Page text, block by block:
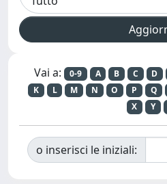
Vai a: 0-9 A B C D
K
L M N O P Q
X
Y
o inserisci le iniziali: